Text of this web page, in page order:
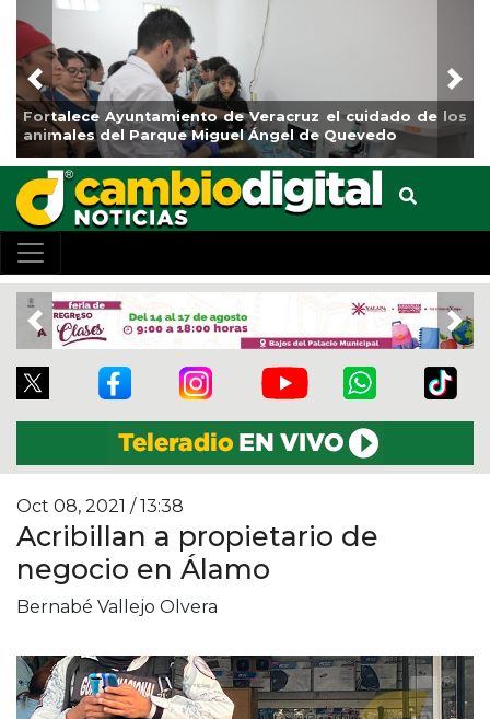
Ayuntamiento de Veracruz el cuidado de los
del Parque Miguel Ángel de Quevedo
La
de
Previous
Previous
Oct 08, 2021 / 13:38
Acribillan a propietario de
negocio en Álamo
Bernabé Vallejo Olvera